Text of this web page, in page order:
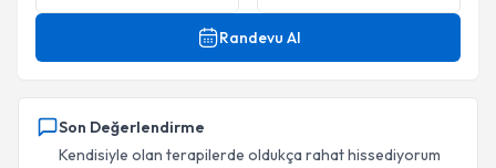
Randevu Al
Son Değerlendirme
Kendisiyle olan terapilerde oldukça rahat hissediyorum